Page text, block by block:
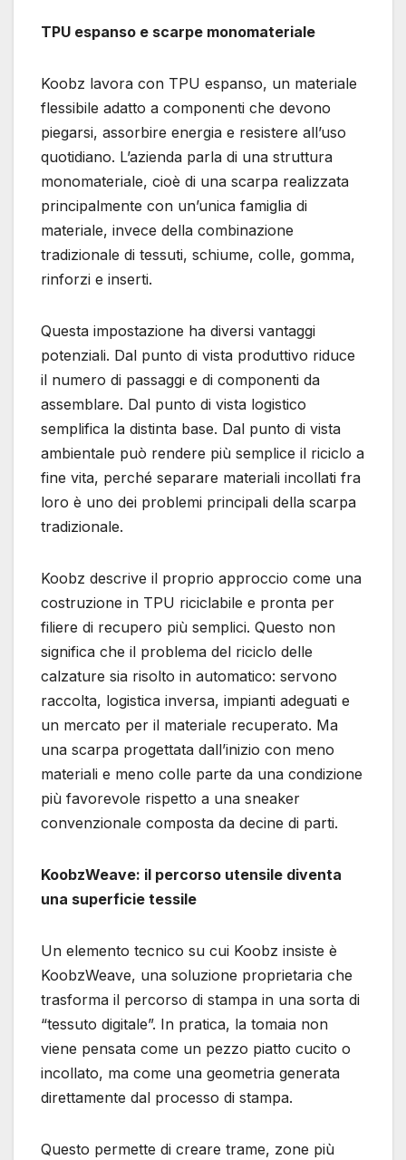
TPU espanso e scarpe monomateriale
Koobz lavora con TPU espanso, un materiale
flessibile adatto a componenti che devono
piegarsi, assorbire energia e resistere all’uso
quotidiano. L’azienda parla di una struttura
monomateriale, cioè di una scarpa realizzata
principalmente con un’unica famiglia di
materiale, invece della combinazione
tradizionale di tessuti, schiume, colle, gomma,
rinforzi e inserti.
Questa impostazione ha diversi vantaggi
potenziali. Dal punto di vista produttivo riduce
il numero di passaggi e di componenti da
assemblare. Dal punto di vista logistico
semplifica la distinta base. Dal punto di vista
ambientale può rendere più semplice il riciclo a
fine vita, perché separare materiali incollati fra
loro è uno dei problemi principali della scarpa
tradizionale.
Koobz descrive il proprio approccio come una
costruzione in TPU riciclabile e pronta per
filiere di recupero più semplici. Questo non
significa che il problema del riciclo delle
calzature sia risolto in automatico: servono
raccolta, logistica inversa, impianti adeguati e
un mercato per il materiale recuperato. Ma
una scarpa progettata dall’inizio con meno
materiali e meno colle parte da una condizione
più favorevole rispetto a una sneaker
convenzionale composta da decine di parti.
KoobzWeave: il percorso utensile diventa
una superficie tessile
Un elemento tecnico su cui Koobz insiste è
KoobzWeave, una soluzione proprietaria che
trasforma il percorso di stampa in una sorta di
“tessuto digitale”. In pratica, la tomaia non
viene pensata come un pezzo piatto cucito o
incollato, ma come una geometria generata
direttamente dal processo di stampa.
Questo permette di creare trame, zone più